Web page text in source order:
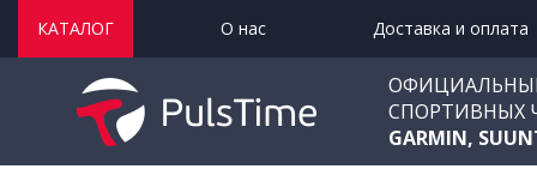
КАТАЛОГ О нас Доставка и оплата
СПОРТИВНЫХ
GARMIN,